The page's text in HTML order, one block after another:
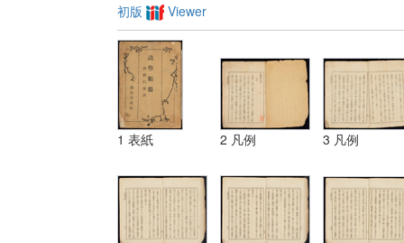
初版 Viewer
1 表紙 2 凡例 3 凡例